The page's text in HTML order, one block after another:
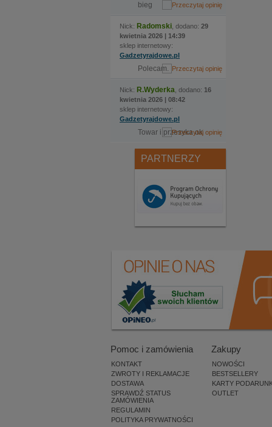
bieg
Nick: Radomski , dodano: 29
kwietnia 2026 | 14:39
sklep internetowy:
Gadzetyrajdowe.pl
Polecam.
Nick: R.Wyderka , dodano: 16
kwietnia 2026 | 08:42
sklep internetowy:
Gadzetyrajdowe.pl
Towar i przesyka ok
PARTNERZY
Pomoc i zamówienia
KONTAKT
ZWROTY I REKLAMACJE
DOSTAWA
SPRAWDŹ STATUS
ZAMÓWIENIA
REGULAMIN
POLITYKA PRYWATNOŚCI
Zakupy
NOWOŚCI
BESTSELLERY
KARTY
OUTLET